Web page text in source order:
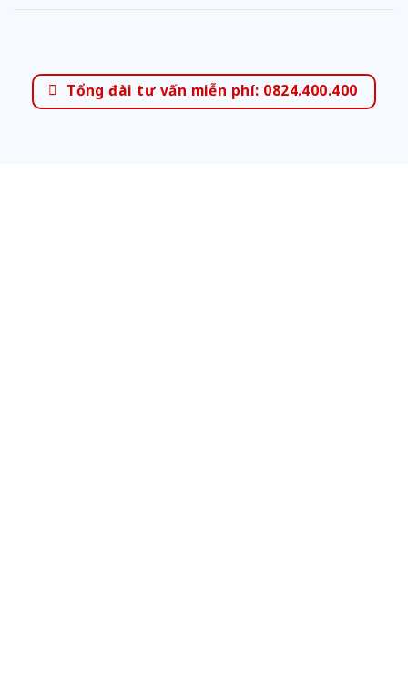
Tổng đài tư vấn miễn phí: 0824.400.400